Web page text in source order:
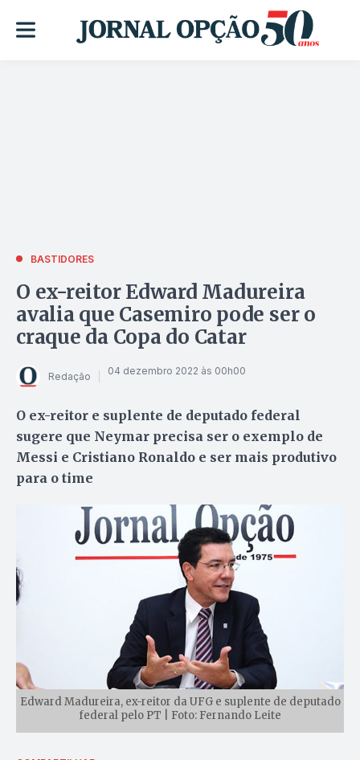
BASTIDORES
O ex-reitor Edward Madureira
avalia que Casemiro pode ser o
craque da Copa do Catar
Redação 04 dezembro 2022 às 00h00
O ex-reitor e suplente de deputado federal
sugere que Neymar precisa ser o exemplo de
Messi e Cristiano Ronaldo e ser mais produtivo
para o time
Edward Madureira, ex-reitor da UFG e suplente de deputado
federal pelo PT | Foto: Fernando Leite